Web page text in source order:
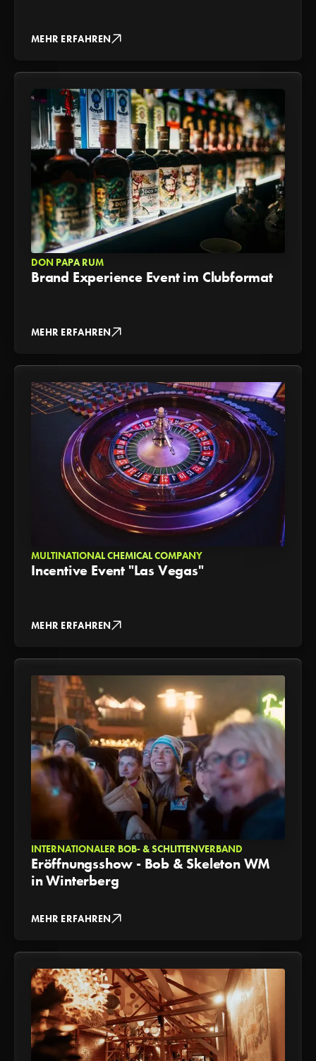
MEHR ERFAHREN
DON PAPA RUM
Brand Experience Event im Clubformat
MEHR ERFAHREN
MULTINATIONAL CHEMICAL COMPANY
Incentive Event "Las Vegas"
MEHR ERFAHREN
INTERNATIONALER BOB- & SCHLITTENVERBAND
Eröffnungsshow - Bob & Skeleton WM
in Winterberg
MEHR ERFAHREN